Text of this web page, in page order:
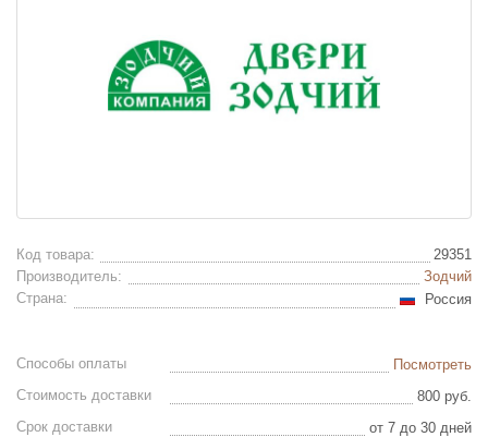
Код товара:
29351
Производитель:
Зодчий
Страна:
Россия
Способы оплаты
Посмотреть
Стоимость доставки
800 руб.
Срок доставки
от 7 до 30 дней